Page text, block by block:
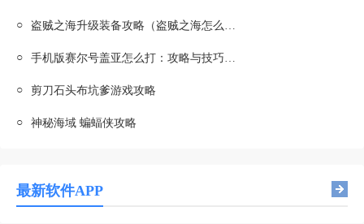
○ 盗贼之海升级装备攻略（盗贼之海怎么升级装备）
○ 手机版赛尔号盖亚怎么打：攻略与技巧分享
○ 剪刀石头布坑爹游戏攻略
○ 神秘海域 蝙蝠侠攻略
最新软件APP